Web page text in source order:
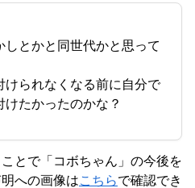
とかと同世代かと思って
けられなくなる前に自分で
たかったのかな？
とで「コボちゃん」の今後を
への画像はこちらで確認でき